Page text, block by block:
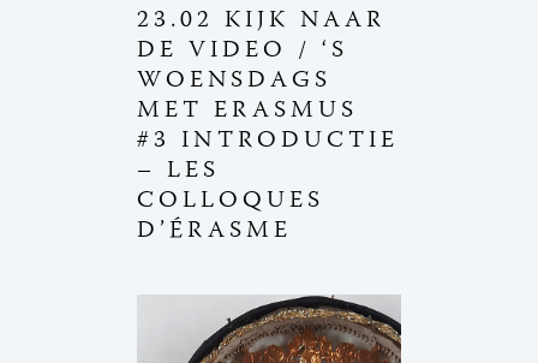
23.02 KIJK NAAR
DE VIDEO / ‘S
WOENSDAGS
MET ERASMUS
#3 INTRODUCTIE
– LES
COLLOQUES
D’ÉRASME